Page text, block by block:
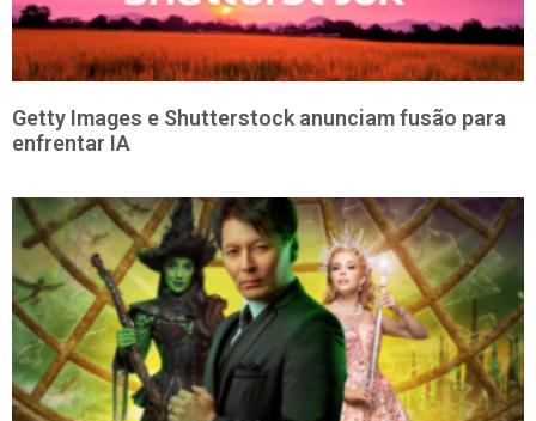
Getty Images e Shutterstock anunciam fusão para
enfrentar IA